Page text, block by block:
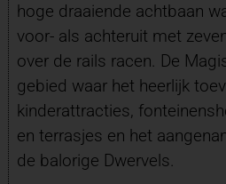
hoge draaiende achtbaan
voor- als achteruit met
over de rails racen. De
gebied waar het heerlijk
kinderattracties,
en terrasjes en het
de balorige Dwervels.